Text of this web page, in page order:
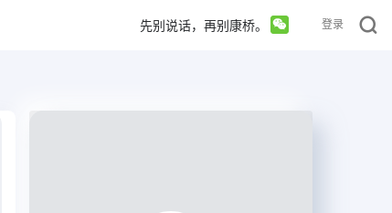
先别说话，再别康桥。 登录